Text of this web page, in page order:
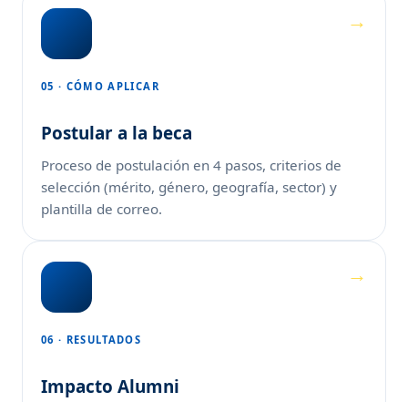
05 · CÓMO APLICAR
Postular a la beca
Proceso de postulación en 4 pasos, criterios de
selección (mérito, género, geografía, sector) y
plantilla de correo.
06 · RESULTADOS
Impacto Alumni